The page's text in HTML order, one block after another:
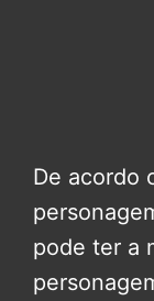
De acordo
pode ter a